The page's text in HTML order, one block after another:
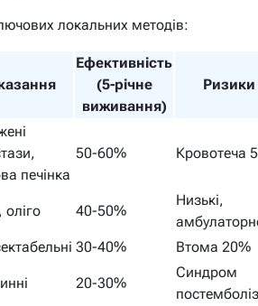
локальних методів:
Ефективність
(5-річне
виживання)
Ризики
печінка
50-60% Кровотеча
40-50%
Низькі,
30-40% Втома 20%
20-30%
Синдром